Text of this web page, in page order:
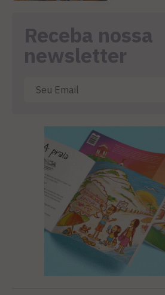
Receba nossa
newsletter